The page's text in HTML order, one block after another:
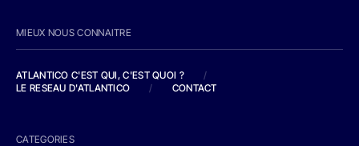
MIEUX NOUS CONNAITRE
ATLANTICO C'EST QUI, C'EST QUOI ?
/
LE RESEAU D'ATLANTICO
/ CONTACT
CATEGORIES